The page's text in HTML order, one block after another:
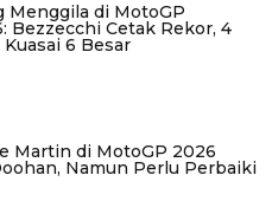
Menggila di MotoGP
Bezzecchi Cetak Rekor, 4
6 Besar
Martin di MotoGP 2026
Namun Perlu Perbaiki